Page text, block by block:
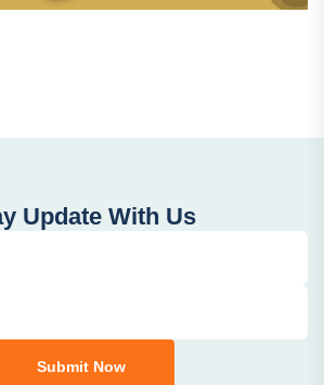
Update With Us
Submit Now